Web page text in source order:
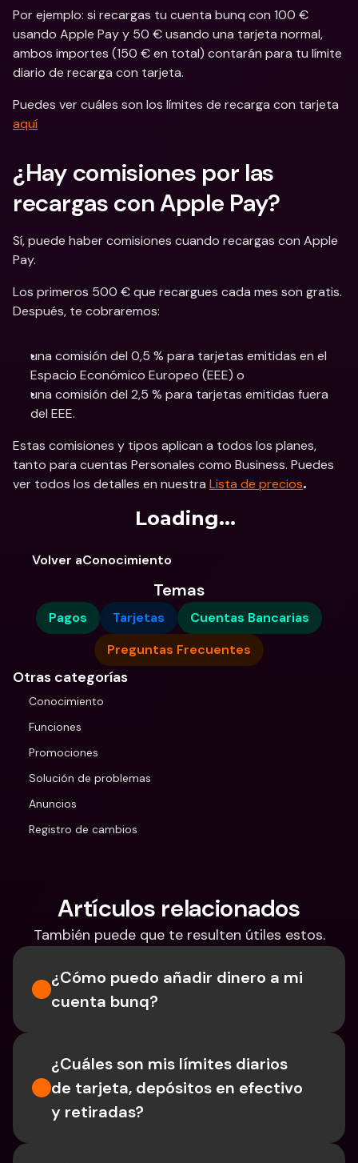
Por ejemplo: si recargas tu cuenta bunq con 100 €
usando Apple Pay y 50 € usando una tarjeta normal,
ambos importes (150 € en total) contarán para tu límite
diario de recarga con tarjeta.
aquí
¿Hay comisiones por las
recargas con Apple Pay?
Sí, puede haber comisiones cuando recargas con Apple
Pay.
Los primeros 500 € que recargues cada mes son gratis.
Después, te cobraremos:
una comisión del 0,5 % para tarjetas emitidas en el
Espacio Económico Europeo (EEE) o
una comisión del 2,5 % para tarjetas emitidas fuera
del EEE.
Estas comisiones y tipos aplican a todos los planes,
tanto para cuentas Personales como Business. Puedes
ver todos los detalles en nuestra Lista de precios.
Loading...
Volver aConocimiento
Temas
Pagos Tarjetas
Cuentas Bancarias
Preguntas Frecuentes
Otras categorías
Conocimiento
Funciones
Promociones
Solución de problemas
Anuncios
Registro de cambios
Artículos relacionados
También puede que te resulten útiles estos.
¿Cómo puedo añadir dinero a mi
cuenta bunq?
¿Cuáles son mis límites diarios
de tarjeta, depósitos en efectivo
y retiradas?